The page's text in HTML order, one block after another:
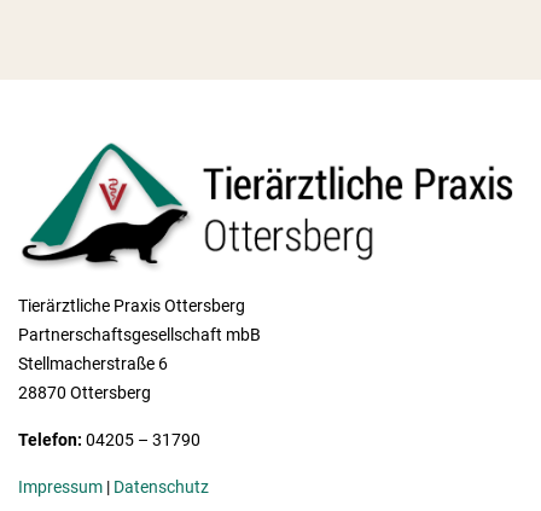
Tierärztliche Praxis Ottersberg
Partnerschaftsgesellschaft mbB
Stellmacherstraße 6
28870 Ottersberg
Telefon: 04205 – 31790
Impressum | Datenschutz